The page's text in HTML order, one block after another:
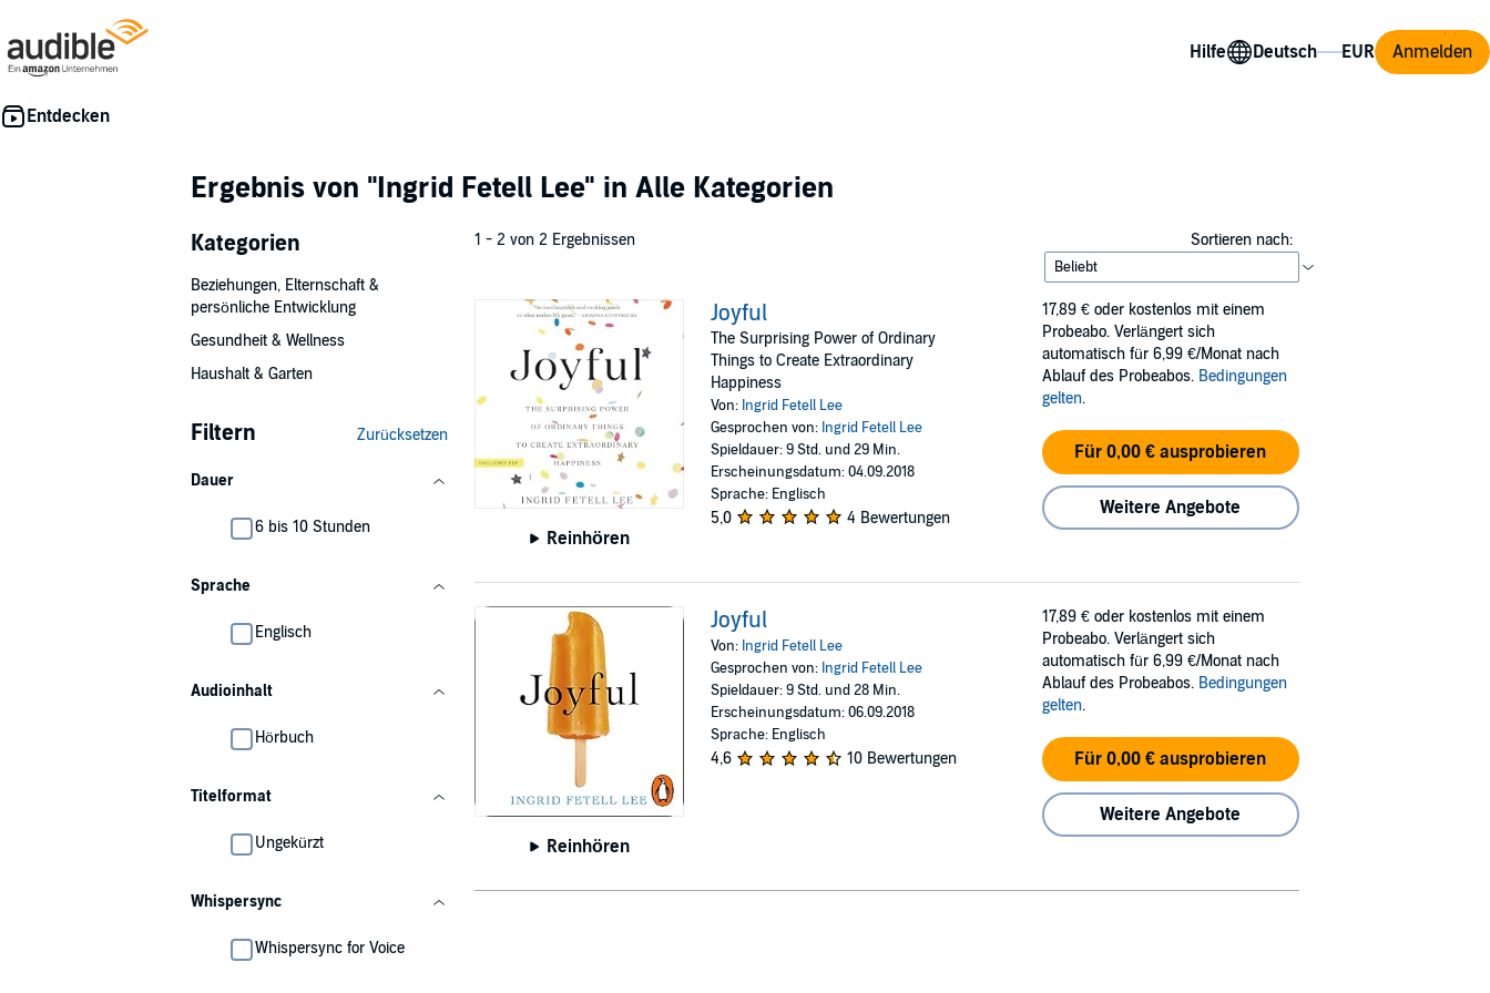
Hilfe Anmelden
Ergebnis von "Ingrid Fetell Lee" in Alle Kategorien
Kategorien
Beziehungen, Elternschaft &
persönliche Entwicklung
Gesundheit & Wellness
Haushalt & Garten
Filtern Zurücksetzen
Dauer
6 bis 10 Stunden
Sprache
Englisch
Audioinhalt
Hörbuch
Titelformat
Ungekürzt
Whispersync
Whispersync for Voice
1 - 2 von 2 Ergebnissen Sortieren nach:
Reinhören
Joyful
The Surprising Power of Ordinary
Things to Create Extraordinary
Happiness
Von: Ingrid Fetell Lee
Gesprochen von: Ingrid Fetell Lee
Spieldauer: 9 Std. und 29 Min.
Erscheinungsdatum: 04.09.2018
Sprache: Englisch
5,0 4 Bewertungen
17,89 € oder kostenlos mit einem
Probeabo. Verlängert sich
automatisch für 6,99 €/Monat nach
Ablauf des Probeabos. Bedingungen
gelten.
Für 0,00 € ausprobieren
Weitere Angebote
Reinhören
Joyful
Von: Ingrid Fetell Lee
Gesprochen von: Ingrid Fetell Lee
Spieldauer: 9 Std. und 28 Min.
Erscheinungsdatum: 06.09.2018
Sprache: Englisch
4,6 10 Bewertungen
17,89 € oder kostenlos mit einem
Probeabo. Verlängert sich
automatisch für 6,99 €/Monat nach
Ablauf des Probeabos. Bedingungen
gelten.
Für 0,00 € ausprobieren
Weitere Angebote